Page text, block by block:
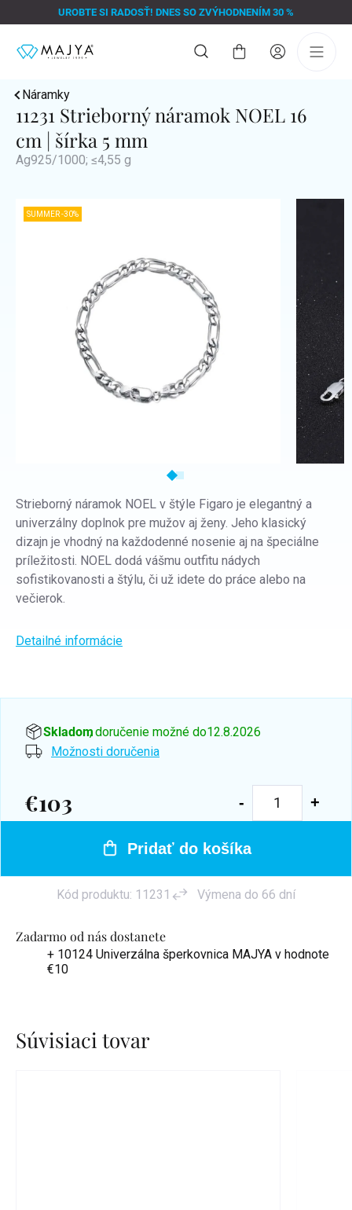
na
UROBTE SI RADOSŤ! DNES SO ZVÝHODNENÍM 30 %
Nákupný
Náramky
11231 Strieborný náramok NOEL 16
cm | šírka 5 mm
Ag925/1000; ≤4,55 g
SUMMER -30%
Zadarmo od nás dostanete
+ 10124 Univerzálna šperkovnica MAJYA v hodnote
€10
Strieborný náramok NOEL v štýle Figaro je elegantný a
univerzálny doplnok pre mužov aj ženy. Jeho klasický
dizajn je vhodný na každodenné nosenie aj na špeciálne
príležitosti. NOEL dodá vášmu outfitu nádych
sofistikovanosti a štýlu, či už idete do práce alebo na
večierok.
Detailné informácie
Skladom, doručenie možné do12.8.2026
Možnosti doručenia
€103
Jednotková
Pridať do košíka
Kód produktu: 11231 Výmena do 66 dní
Súvisiaci tovar